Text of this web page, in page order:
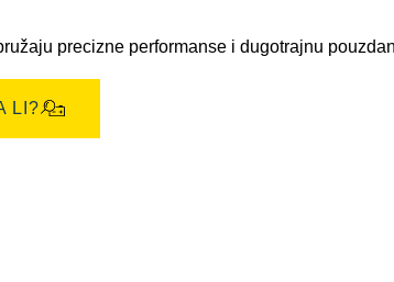
precizne performanse i dugotrajnu
LI?